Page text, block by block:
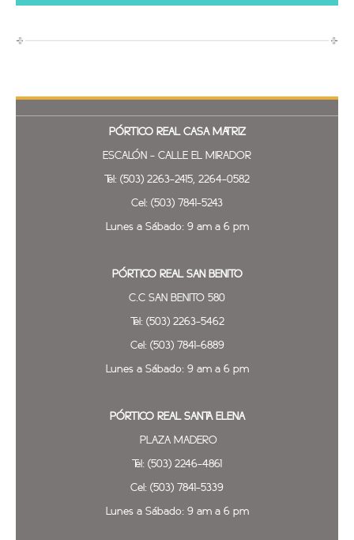
PÓRTICO REAL CASA MATRIZ
ESCALÓN - CALLE EL MIRADOR
Tel: (503) 2263-2415, 2264-0582
Cel: (503) 7841-5243
Lunes a Sábado: 9 am a 6 pm
PÓRTICO REAL SAN BENITO
C.C SAN BENITO 580
Tel: (503) 2263-5462
Cel: (503) 7841-6889
Lunes a Sábado: 9 am a 6 pm
PÓRTICO REAL SANTA ELENA
PLAZA MADERO
Tel: (503) 2246-4861
Cel: (503) 7841-5339
Lunes a Sábado: 9 am a 6 pm